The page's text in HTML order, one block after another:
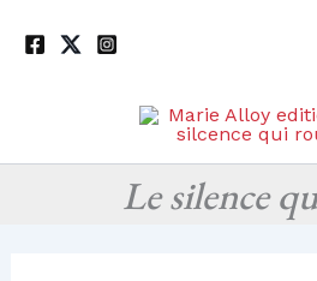
Le silence